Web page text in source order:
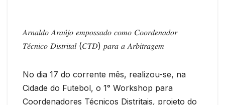
𝐴𝑟𝑛𝑎𝑙𝑑𝑜 𝐴𝑟𝑎𝑢́𝑗𝑜 𝑒𝑚𝑝𝑜𝑠𝑠𝑎𝑑𝑜 𝑐𝑜𝑚𝑜 𝐶𝑜𝑜𝑟𝑑𝑒𝑛𝑎𝑑𝑜𝑟
𝑇𝑒́𝑐𝑛𝑖𝑐𝑜 𝐷𝑖𝑠𝑡𝑟𝑖𝑡𝑎𝑙 (𝐶𝑇𝐷) 𝑝𝑎𝑟𝑎 𝑎 𝐴𝑟𝑏𝑖𝑡𝑟𝑎𝑔𝑒𝑚
No dia 17 do corrente mês, realizou-se, na
Cidade do Futebol, o 1° Workshop para
Coordenadores Técnicos Distritais, projeto do